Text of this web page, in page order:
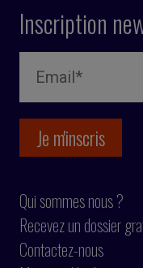
Inscription
Qui sommes nous ?
Recevez un dossier
Contactez-nous